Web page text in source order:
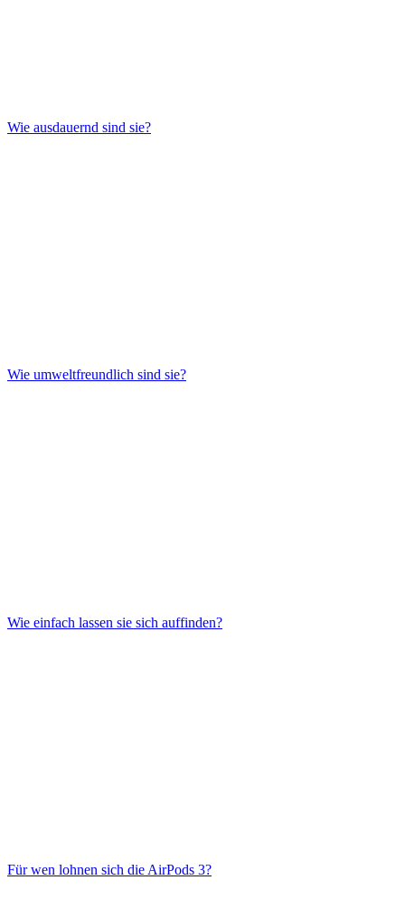
Wie ausdauernd sind sie?
Wie umweltfreundlich sind sie?
Wie einfach lassen sie sich auffinden?
Für wen lohnen sich die AirPods 3?